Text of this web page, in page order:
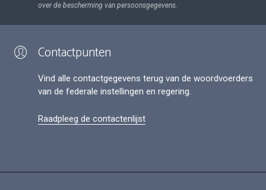
over de bescherming van persoonsgegevens.
Contactpunten
Vind alle contactgegevens terug van de woordvoerders
van de federale instellingen en regering.
Raadpleeg de contactenlijst